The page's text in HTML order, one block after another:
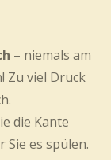
– niemals am
Zu viel Druck
die Kante
Sie es spülen.